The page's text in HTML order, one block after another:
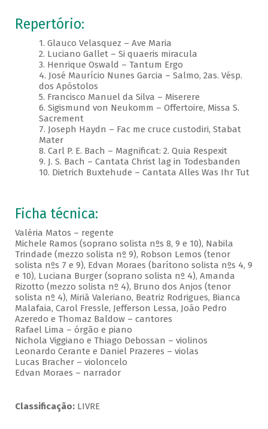
Repertório:
1. Glauco Velasquez – Ave Maria
2. Luciano Gallet – Si quaeris miracula
3. Henrique Oswald – Tantum Ergo
4. José Maurício Nunes Garcia – Salmo, 2as. Vésp.
dos Apóstolos
5. Francisco Manuel da Silva – Miserere
6. Sigismund von Neukomm – Offertoire, Missa S.
Sacrement
7. Joseph Haydn – Fac me cruce custodiri, Stabat
Mater
8. Carl P. E. Bach – Magnificat: 2. Quia Respexit
9. J. S. Bach – Cantata Christ lag in Todesbanden
10. Dietrich Buxtehude – Cantata Alles Was Ihr Tut
Ficha técnica:
Valéria Matos – regente
Michele Ramos (soprano solista nºs 8, 9 e 10), Nabila
Trindade (mezzo solista nº 9), Robson Lemos (tenor
solista nºs 7 e 9), Edvan Moraes (barítono solista nºs 4, 9
e 10), Luciana Burger (soprano solista nº 4), Amanda
Rizotto (mezzo solista nº 4), Bruno dos Anjos (tenor
solista nº 4), Miriã Valeriano, Beatriz Rodrigues, Bianca
Malafaia, Carol Fressle, Jefferson Lessa, João Pedro
Azeredo e Thomaz Baldow – cantores
Rafael Lima – órgão e piano
Nichola Viggiano e Thiago Debossan – violinos
Leonardo Cerante e Daniel Prazeres – violas
Lucas Bracher – violoncelo
Edvan Moraes – narrador
Classificação:LIVRE